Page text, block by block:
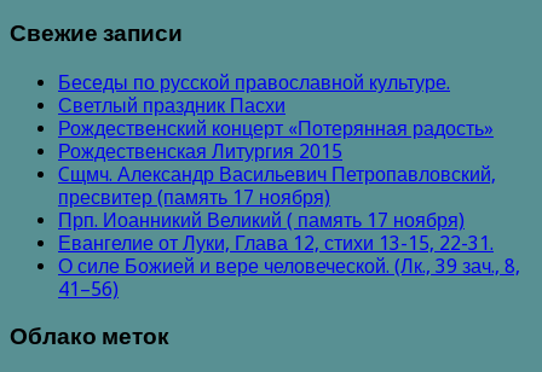
Свежие записи
Беседы по русской православной культуре.
Светлый праздник Пасхи
Рождественский концерт «Потерянная радость»
Рождественская Литургия 2015
Cщмч. Александр Васильевич Петропавловский,
пресвитер (память 17 ноября)
Прп. Иоанникий Великий ( память 17 ноября)
Евангелие от Луки, Глава 12, стихи 13-15, 22-31.
О силе Божией и вере человеческой. (Лк., 39 зач., 8,
41–56)
Облако меток